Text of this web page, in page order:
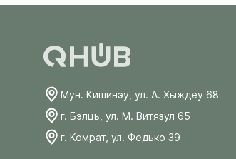
Мун. Кишинэу, ул. А. Хыждеу 68
г. Бэлць, ул. М. Витязул 65
г. Комрат, ул. Федько 39